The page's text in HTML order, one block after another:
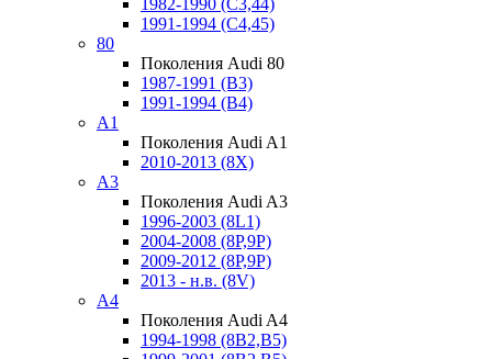
1982-1990 (С3,44)
1991-1994 (С4,45)
80
Поколения Audi 80
1987-1991 (B3)
1991-1994 (B4)
A1
Поколения Audi A1
2010-2013 (8X)
A3
Поколения Audi A3
1996-2003 (8L1)
2004-2008 (8P,9P)
2009-2012 (8P,9P)
2013 - н.в. (8V)
A4
Поколения Audi A4
1994-1998 (8B2,B5)